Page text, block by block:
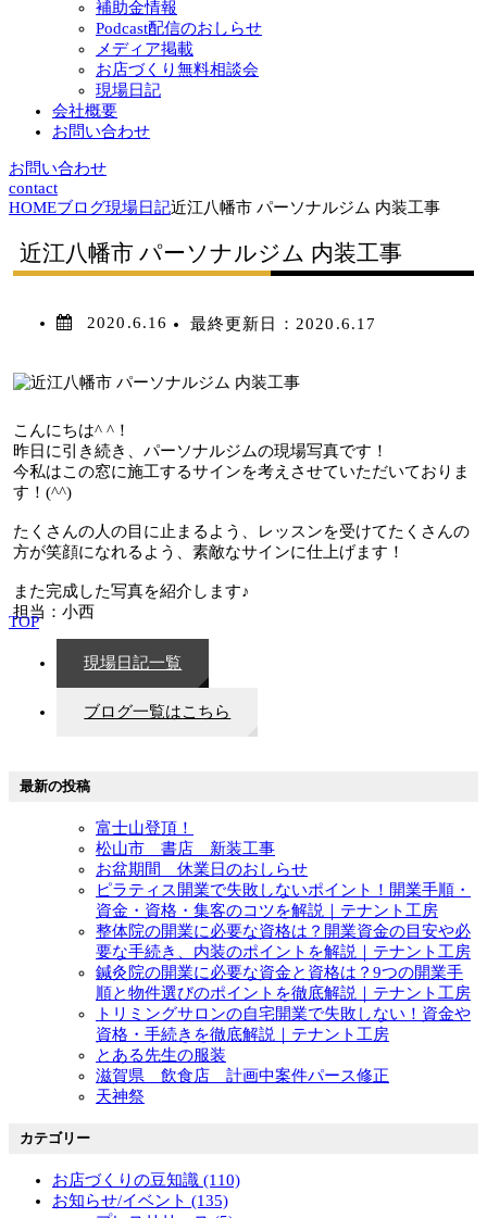
補助金情報
Podcast配信のおしらせ
メディア掲載
お店づくり無料相談会
現場日記
会社概要
お問い合わせ
TOP
お問い合わせ
contact
HOMEブログ現場日記近江八幡市 パーソナルジム 内装工事
近江八幡市 パーソナルジム 内装工事
2020.6.16 最終更新日： 2020.6.17
こんにちは^ ^！
昨日に引き続き、パーソナルジムの現場写真です！
今私はこの窓に施工するサインを考えさせていただいておりま
す！(^^)
たくさんの人の目に止まるよう、レッスンを受けてたくさんの
方が笑顔になれるよう、素敵なサインに仕上げます！
また完成した写真を紹介します♪
担当：小西
現場日記一覧
ブログ一覧はこちら
最新の投稿
富士山登頂！
松山市 書店 新装工事
お盆期間 休業日のおしらせ
ピラティス開業で失敗しないポイント！開業手順・
資金・資格・集客のコツを解説｜テナント工房
整体院の開業に必要な資格は？開業資金の目安や必
要な手続き、内装のポイントを解説｜テナント工房
鍼灸院の開業に必要な資金と資格は？9つの開業手
順と物件選びのポイントを徹底解説｜テナント工房
トリミングサロンの自宅開業で失敗しない！資金や
資格・手続きを徹底解説｜テナント工房
とある先生の服装
滋賀県 飲食店 計画中案件パース修正
天神祭
カテゴリー
お店づくりの豆知識 (110)
お知らせ/イベント (135)